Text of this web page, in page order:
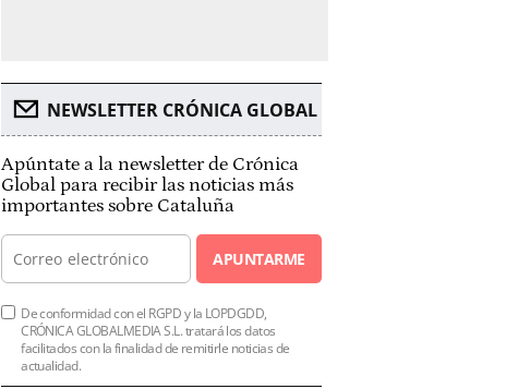
NEWSLETTER CRÓNICA GLOBAL
Apúntate a la newsletter de Crónica
Global para recibir las noticias más
importantes sobre Cataluña
APUNTARME
De conformidad con el RGPD y la LOPDGDD,
CRÓNICA GLOBALMEDIA S.L. tratará los datos
facilitados con la finalidad de remitirle noticias de
actualidad.